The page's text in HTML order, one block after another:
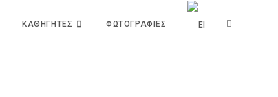
ΚΑΘΗΓΗΤΕΣ ΦΩΤΟΓΡΑΦΙΕΣ